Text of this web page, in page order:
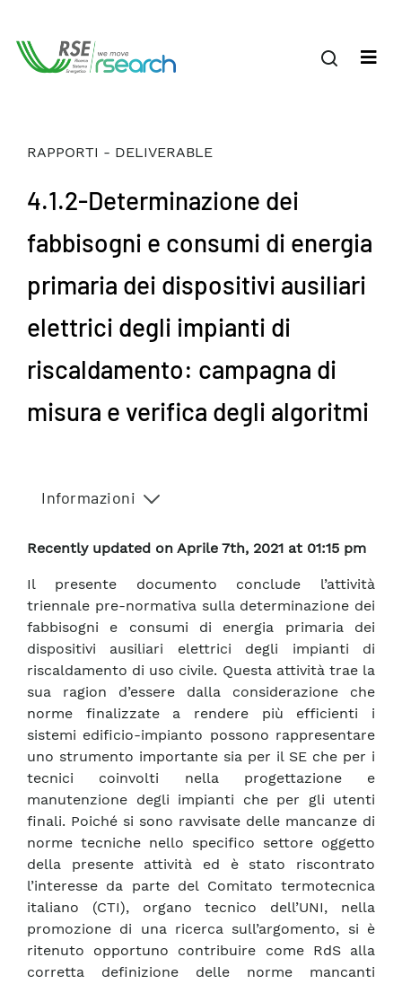
RAPPORTI - DELIVERABLE
4.1.2-Determinazione dei
fabbisogni e consumi di energia
primaria dei dispositivi ausiliari
elettrici degli impianti di
riscaldamento: campagna di
misura e verifica degli algoritmi
Informazioni
Recently updated on Aprile 7th, 2021 at 01:15 pm
Il presente documento conclude l’attività
triennale pre-normativa sulla determinazione dei
fabbisogni e consumi di energia primaria dei
dispositivi ausiliari elettrici degli impianti di
riscaldamento di uso civile. Questa attività trae la
sua ragion d’essere dalla considerazione che
norme finalizzate a rendere più efficienti i
sistemi edificio-impianto possono rappresentare
uno strumento importante sia per il SE che per i
tecnici coinvolti nella progettazione e
manutenzione degli impianti che per gli utenti
finali. Poiché si sono ravvisate delle mancanze di
norme tecniche nello specifico settore oggetto
della presente attività ed è stato riscontrato
l’interesse da parte del Comitato termotecnica
italiano (CTI), organo tecnico dell’UNI, nella
promozione di una ricerca sull’argomento, si è
ritenuto opportuno contribuire come RdS alla
corretta definizione delle norme mancanti